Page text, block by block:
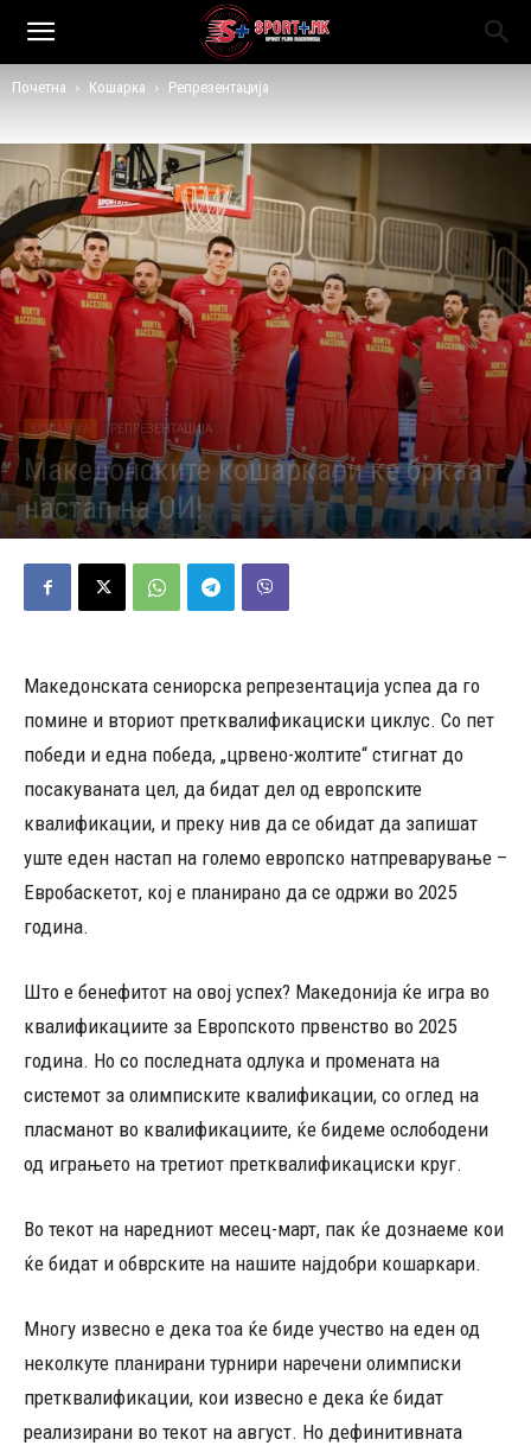
Почетна Кошарка Репрезентација
КОШАРКА РЕПРЕЗЕНТАЦИЈА
Македонските кошаркари ќе бркаат
настап на ОИ!
Објавено од Редакција - 27/02/2023 638
Македонската сениорска репрезентација успеа да го
помине и вториот претквалификациски циклус. Со пет
победи и една победа, „црвено-жолтите“ стигнат до
посакуваната цел, да бидат дел од европските
квалификации, и преку нив да се обидат да запишат
уште еден настап на големо европско натпреварување –
Евробаскетот, кој е планирано да се одржи во 2025
година.
Што е бенефитот на овој успех? Македонија ќе игра во
квалификациите за Европското првенство во 2025
година. Но со последната одлука и промената на
системот за олимписките квалификации, со оглед на
пласманот во квалификациите, ќе бидеме ослободени
од играњето на третиот претквалификациски круг.
Во текот на наредниот месец-март, пак ќе дознаеме кои
ќе бидат и обврските на нашите најдобри кошаркари.
Многу извесно е дека тоа ќе биде учество на еден од
неколкуте планирани турнири наречени олимписки
претквалификации, кои извесно е дека ќе бидат
реализирани во текот на август. Но дефинитивната